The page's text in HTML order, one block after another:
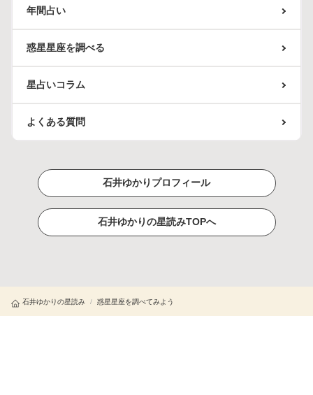
年間占い
惑星星座を調べる
星占いコラム
よくある質問
石井ゆかりプロフィール
石井ゆかりの星読みTOPへ
石井ゆかりの星読み / 惑星星座を調べてみよう